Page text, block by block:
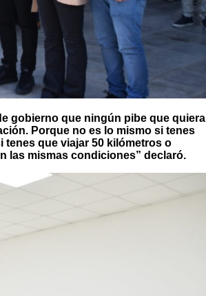
gobierno que ningún pibe que quiera
Porque no es lo mismo si tenes
tenes que viajar 50 kilómetros o
las mismas condiciones” declaró.